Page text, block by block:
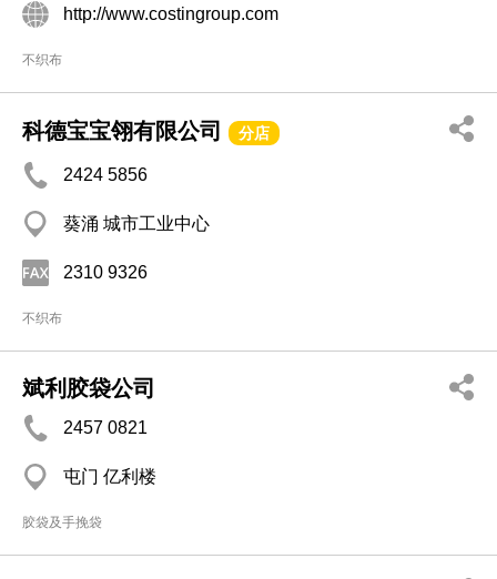
http://www.costingroup.com
不织布
科德宝宝翎有限公司 分店
2424 5856
葵涌 城市工业中心
2310 9326
不织布
斌利胶袋公司
2457 0821
屯门 亿利楼
胶袋及手挽袋